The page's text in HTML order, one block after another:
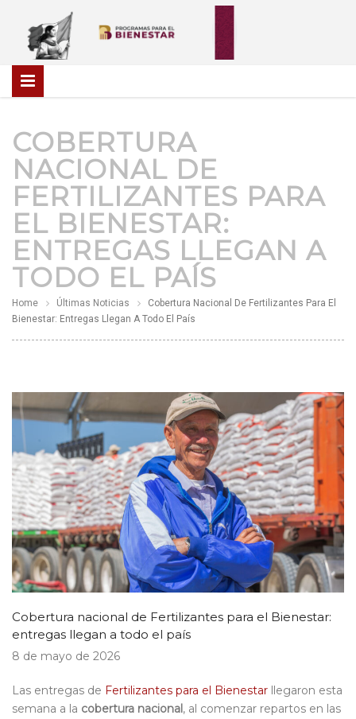
COBERTURA
NACIONAL DE
FERTILIZANTES PARA
EL BIENESTAR:
ENTREGAS LLEGAN A
TODO EL PAÍS
Home Últimas Noticias
Cobertura Nacional De Fertilizantes Para El
Bienestar: Entregas Llegan A Todo El País
Cobertura nacional de Fertilizantes para el Bienestar:
entregas llegan a todo el país
8 de mayo de 2026
Las entregas de Fertilizantes para el Bienestar llegaron esta
semana a la cobertura nacional , al comenzar repartos en las